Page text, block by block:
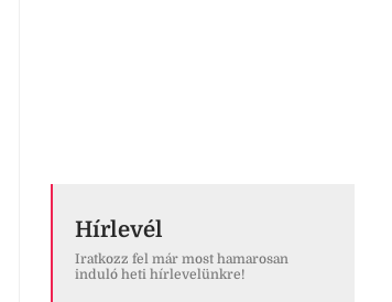
Hírlevél
Iratkozz fel már most hamarosan
induló heti hírlevelünkre!